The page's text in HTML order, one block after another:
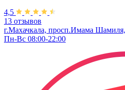
4,5
13 отзывов
г.Махачкала, просп.Имама
Пн-Вс 08:00-22:00